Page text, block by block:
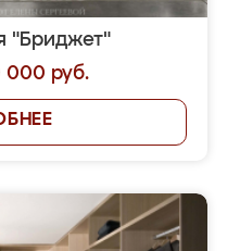
"Бриджет"
000 руб.